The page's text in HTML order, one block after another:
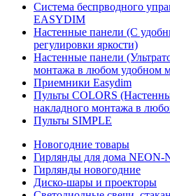
Система беспрводного
EASYDIM
Настенные панели (С
регулировки яркости)
Настенные панели
монтажа в любом удобном
Приемники Easydim
Пульты COLORS
накладного монтажа в
Пульты SIMPLE
Новогодние товары
Гирлянды для дома NEON-
Гирлянды новогодние
Диско-шары и проекторы